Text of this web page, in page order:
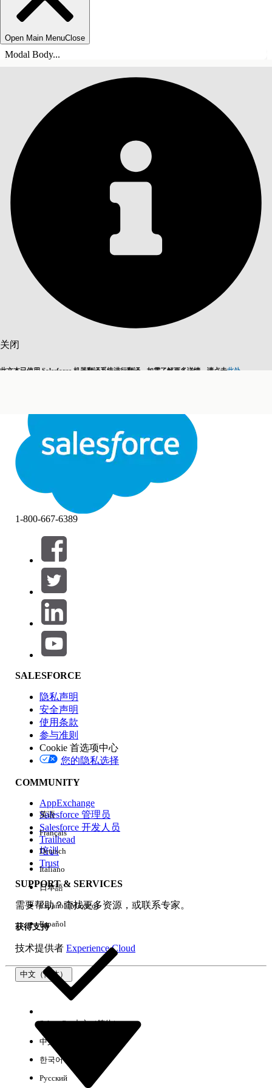
Open Main MenuClose
Modal Body...
关闭
此文本已使用 Salesforce 机器翻译系统进行翻译。如需了解更多详情，请点击此处
关闭关闭
目录
筛选条件： (0)
选择筛选器
产品区域
功能影响
版本
体验
1-800-667-6389
SALESFORCE
隐私声明
安全声明
使用条款
参与准则
Cookie 首选项中心
您的隐私选择
COMMUNITY
AppExchange
Salesforce 管理员
Salesforce 开发人员
Trailhead
培训
Trust
SUPPORT & SERVICES
需要帮助？查找更多资源，或联系专家。
获得支持
技术提供者 Experience Cloud
中文（简体）
英语
Français
Deutsch
Italiano
日本語
Español (México)
Español
Select Org中文（简体）
中文（繁体）
한국어
Русский